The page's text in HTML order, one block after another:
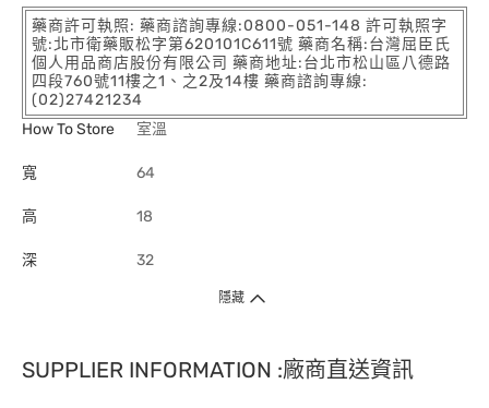
藥商許可執照: 藥商諮詢專線:0800-051-148 許可執照字
號:北市衛藥販松字第620101C611號 藥商名稱:台灣屈臣氏
個人用品商店股份有限公司 藥商地址:台北市松山區八德路
四段760號11樓之1、之2及14樓 藥商諮詢專線:
(02)27421234
How To Store
室溫
寬 64
高 18
深 32
隱藏
SUPPLIER INFORMATION :廠商直送資訊